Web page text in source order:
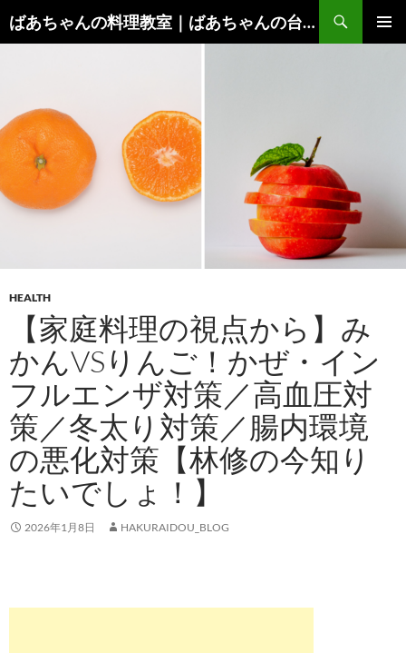
ン
へ
ス
キ
プ
ばあちゃんの料理教室｜ばあちゃんの台所から学ぶ、食と健康の知恵
索
HEALTH
【家庭料理の視点から】み
かんVSりんご！かぜ・イン
フルエンザ対策／高血圧対
策／冬太り対策／腸内環境
の悪化対策【林修の今知り
たいでしょ！】
2026年1月8日 HAKURAIDOU_BLOG